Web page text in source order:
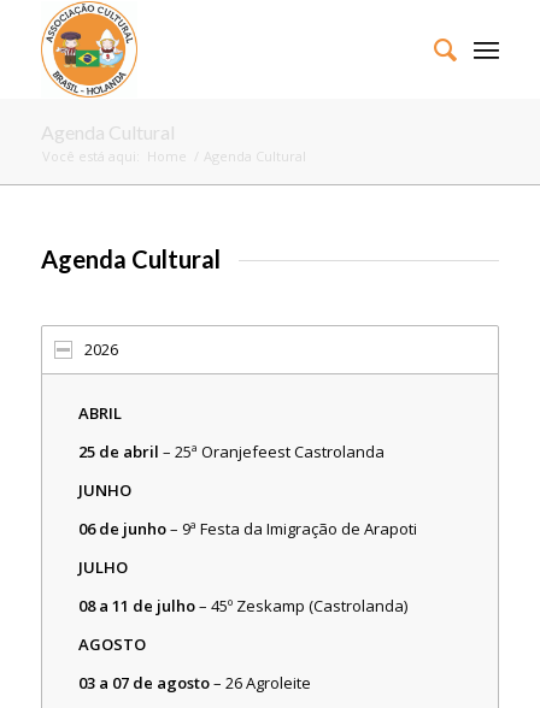
Agenda Cultural
Você está aqui: Home / Agenda Cultural
Agenda Cultural
2026
ABRIL
25 de abril – 25ª Oranjefeest Castrolanda
JUNHO
06 de junho– 9ª Festa da Imigração de Arapoti
JULHO
08 a 11 de julho– 45º Zeskamp (Castrolanda)
AGOSTO
03 a 07 de agosto– 26 Agroleite